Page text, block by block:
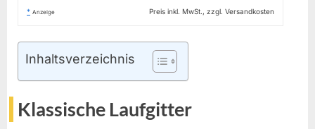
* Anzeige Preis inkl. MwSt., zzgl. Versandkosten
Inhaltsverzeichnis
Klassische Laufgitter